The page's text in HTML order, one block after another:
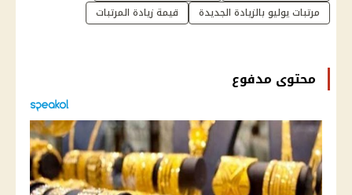
مرتبات يوليو بالزيادة الجديدة
قيمة زيادة المرتبات
محتوى مدفوع